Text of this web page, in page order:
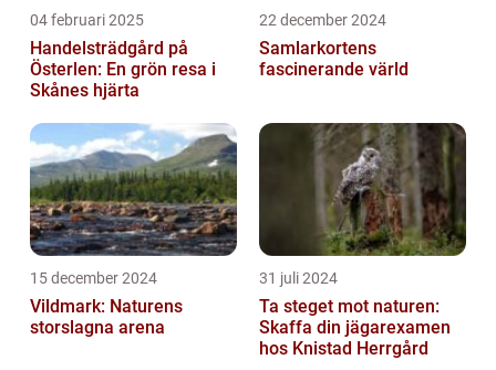
04 februari 2025
Handelsträdgård på
Österlen: En grön resa i
Skånes hjärta
22 december 2024
Samlarkortens
fascinerande värld
15 december 2024
Vildmark: Naturens
storslagna arena
31 juli 2024
Ta steget mot naturen:
Skaffa din jägarexamen
hos Knistad Herrgård